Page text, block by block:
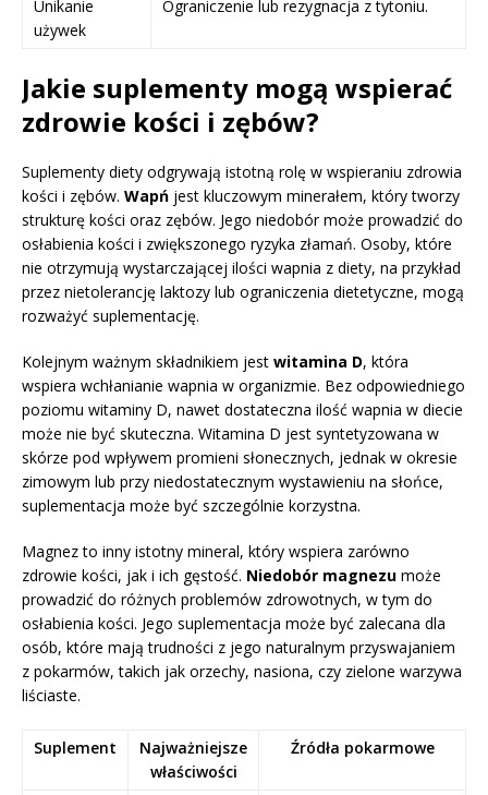
Unikanie
używek
Ograniczenie lub rezygnacja z tytoniu.
Jakie suplementy mogą wspierać
zdrowie kości i zębów?
Suplementy diety odgrywają istotną rolę w wspieraniu zdrowia
kości i zębów. Wapń jest kluczowym minerałem, który tworzy
strukturę kości oraz zębów. Jego niedobór może prowadzić do
osłabienia kości i zwiększonego ryzyka złamań. Osoby, które
nie otrzymują wystarczającej ilości wapnia z diety, na przykład
przez nietolerancję laktozy lub ograniczenia dietetyczne, mogą
rozważyć suplementację.
Kolejnym ważnym składnikiem jest witamina D, która
wspiera wchłanianie wapnia w organizmie. Bez odpowiedniego
poziomu witaminy D, nawet dostateczna ilość wapnia w diecie
może nie być skuteczna. Witamina D jest syntetyzowana w
skórze pod wpływem promieni słonecznych, jednak w okresie
zimowym lub przy niedostatecznym wystawieniu na słońce,
suplementacja może być szczególnie korzystna.
Magnez to inny istotny mineral, który wspiera zarówno
zdrowie kości, jak i ich gęstość. Niedobór magnezu może
prowadzić do różnych problemów zdrowotnych, w tym do
osłabienia kości. Jego suplementacja może być zalecana dla
osób, które mają trudności z jego naturalnym przyswajaniem
z pokarmów, takich jak orzechy, nasiona, czy zielone warzywa
liściaste.
Suplement
Najważniejsze
właściwości
Źródła pokarmowe